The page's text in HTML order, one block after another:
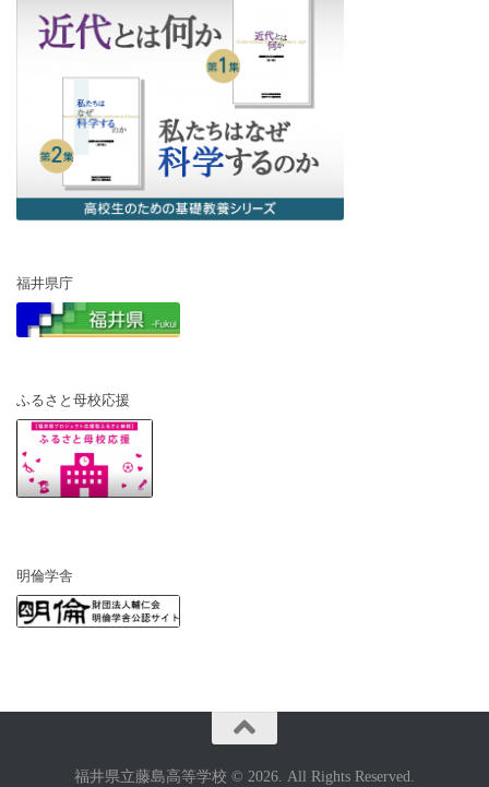
福井県庁
ふるさと母校応援
明倫学舎
福井県立藤島高等学校 © 2026. All Rights Reserved.